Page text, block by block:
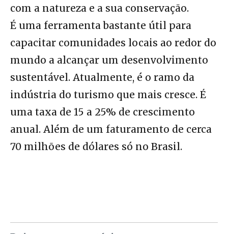
com a natureza e a sua conservação.
É uma ferramenta bastante útil para
capacitar comunidades locais ao redor do
mundo a alcançar um desenvolvimento
sustentável. Atualmente, é o ramo da
indústria do turismo que mais cresce. É
uma taxa de 15 a 25% de crescimento
anual. Além de um faturamento de cerca
70 milhões de dólares só no Brasil.